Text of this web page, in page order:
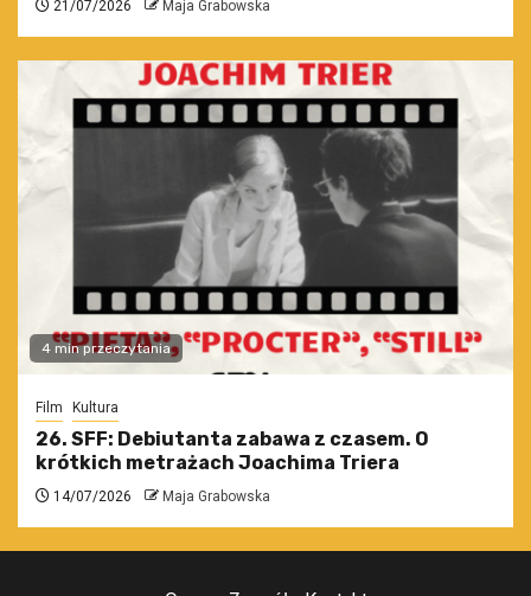
21/07/2026 Maja Grabowska
4 min przeczytania
Film Kultura
26. SFF: Debiutanta zabawa z czasem. O
krótkich metrażach Joachima Triera
14/07/2026 Maja Grabowska